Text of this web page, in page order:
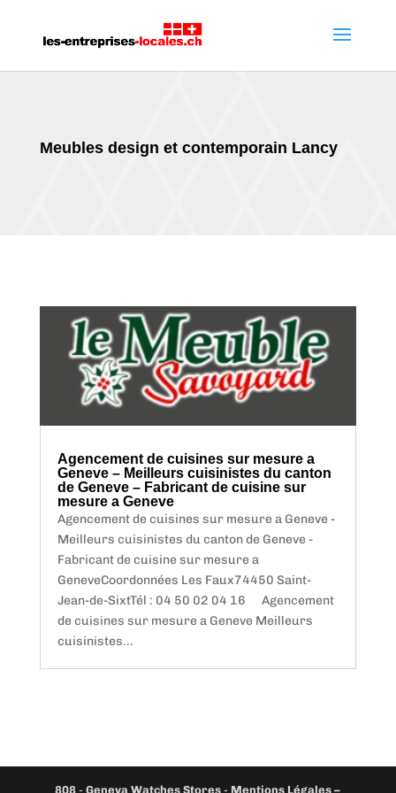
Meubles design et contemporain Lancy
Agencement de cuisines sur mesure a
Geneve – Meilleurs cuisinistes du canton
de Geneve – Fabricant de cuisine sur
mesure a Geneve
Agencement de cuisines sur mesure a Geneve -
Meilleurs cuisinistes du canton de Geneve -
Fabricant de cuisine sur mesure a
GeneveCoordonnées Les Faux74450 Saint-
Jean-de-SixtTél : 04 50 02 04 16 Agencement
de cuisines sur mesure a Geneve Meilleurs
cuisinistes...
808 -Geneva Watches Stores - Mentions Légales –